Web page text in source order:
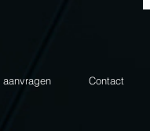
aanvragen Contact